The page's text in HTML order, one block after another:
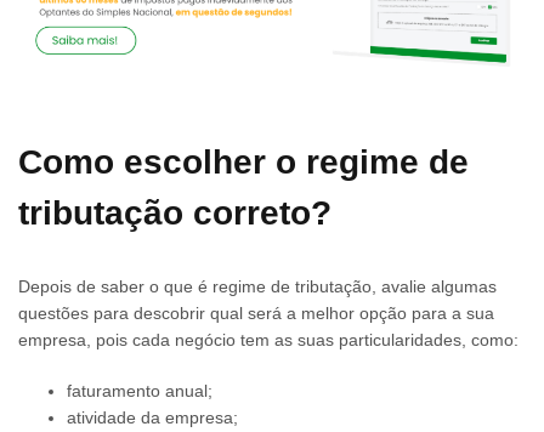
Como escolher o regime de
tributação correto?
Depois de saber o que é regime de tributação, avalie algumas
questões para descobrir qual será a melhor opção para a sua
empresa, pois cada negócio tem as suas particularidades, como:
faturamento anual;
atividade da empresa;